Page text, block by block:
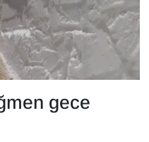
gece